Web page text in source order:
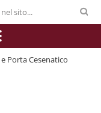
Porta Cesenatico